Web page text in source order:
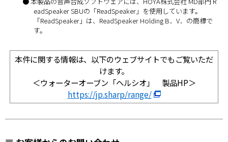
eadSpeaker SBUの「ReadSpeaker」を使用しています。
「ReadSpeaker」は、ReadSpeaker Holding B．V．の商標で
す。
本件に関する情報は、以下のウェブサイトでもご覧いただ
けます。
＜ウォーターオーブン「ヘルシオ」 製品HP＞
https://jp.sharp/range/